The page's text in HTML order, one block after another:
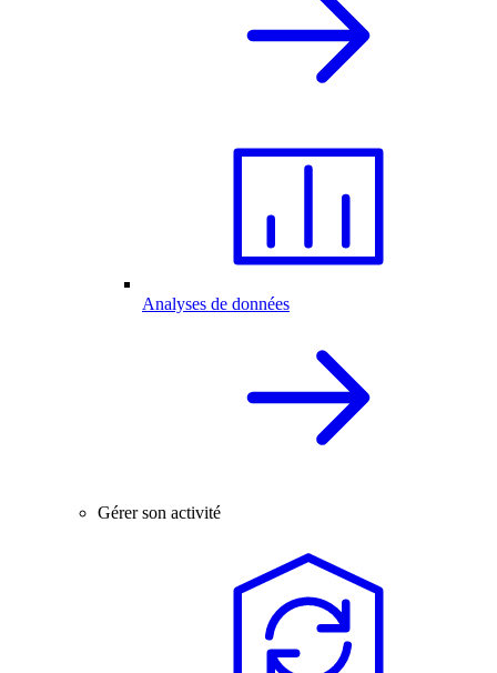
Analyses de données
Gérer son activité